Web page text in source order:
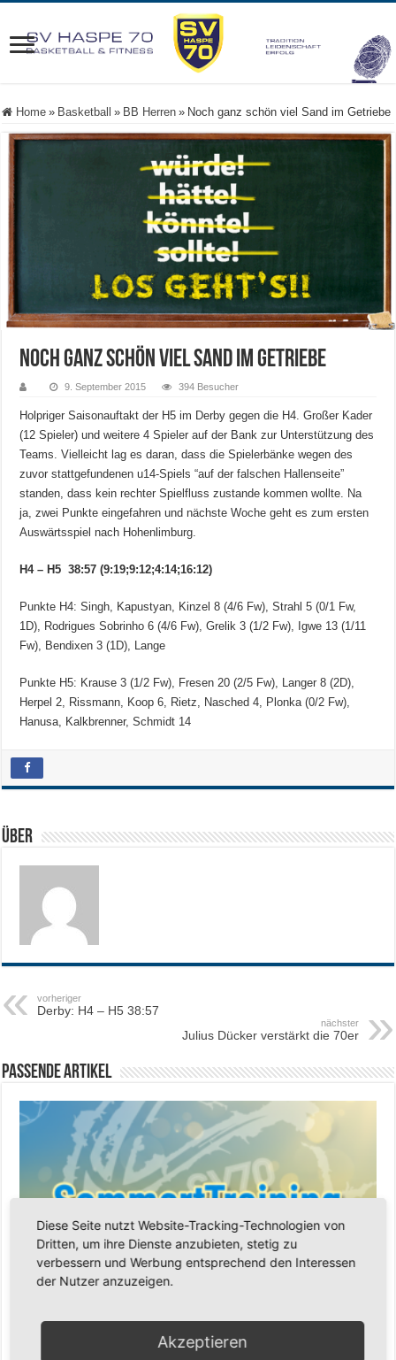
Home » Basketball » BB Herren » Noch ganz schön viel Sand im Getriebe
Noch ganz schön viel Sand im Getriebe
9. September 2015 394 Besucher
Holpriger Saisonauftakt der H5 im Derby gegen die H4. Großer Kader
(12 Spieler) und weitere 4 Spieler auf der Bank zur Unterstützung des
Teams. Vielleicht lag es daran, dass die Spielerbänke wegen des
zuvor stattgefundenen u14-Spiels “auf der falschen Hallenseite”
standen, dass kein rechter Spielfluss zustande kommen wollte. Na
ja, zwei Punkte eingefahren und nächste Woche geht es zum ersten
Auswärtsspiel nach Hohenlimburg.
H4 – H5 38:57 (9:19;9:12;4:14;16:12)
Punkte H4: Singh, Kapustyan, Kinzel 8 (4/6 Fw), Strahl 5 (0/1 Fw,
1D), Rodrigues Sobrinho 6 (4/6 Fw), Grelik 3 (1/2 Fw), Igwe 13 (1/11
Fw), Bendixen 3 (1D), Lange
Punkte H5: Krause 3 (1/2 Fw), Fresen 20 (2/5 Fw), Langer 8 (2D),
Herpel 2, Rissmann, Koop 6, Rietz, Nasched 4, Plonka (0/2 Fw),
Hanusa, Kalkbrenner, Schmidt 14
Über
vorheriger
Derby: H4 – H5 38:57
nächster
Julius Dücker verstärkt die 70er
Passende Artikel
17. Juli 2026
Diese Seite nutzt Website-Tracking-Technologien von
Dritten, um ihre Dienste anzubieten, stetig zu
verbessern und Werbung entsprechend den Interessen
der Nutzer anzuzeigen.
Akzeptieren